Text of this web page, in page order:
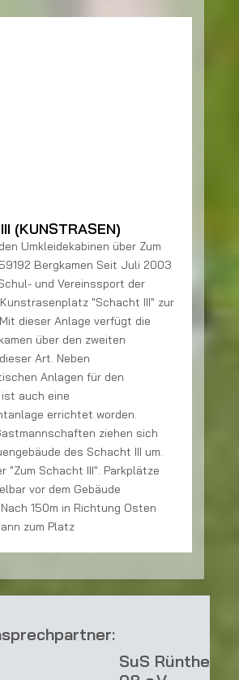
(KUNSTRASEN)
Umkleidekabinen über Zum
Bergkamen Seit Juli 2003
und Vereinssport der
"Schacht III" zur
dieser Anlage verfügt die
über den zweiten
Art. Neben
Anlagen für den
auch eine
errichtet worden.
ziehen sich
des Schacht III um.
"Zum Schacht III". Parkplätze
vor dem Gebäude
150m in Richtung Osten
zum Platz
SuS Rünthe